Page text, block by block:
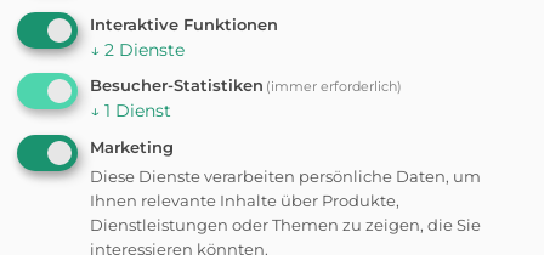
Attraktionen für Kinder ist
beeindruckend.
Interaktive Funktionen
↓ 2 Dienste
Besucher-Statistiken (immer erforderlich)
↓ 1 Dienst
Marketing
Diese Dienste verarbeiten persönliche Daten, um
Ihnen relevante Inhalte über Produkte,
Dienstleistungen oder Themen zu zeigen, die Sie
interessieren könnten.